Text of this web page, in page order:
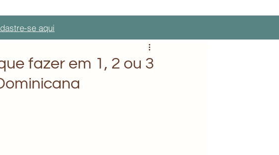
se aqui
fazer em 1, 2 ou 3